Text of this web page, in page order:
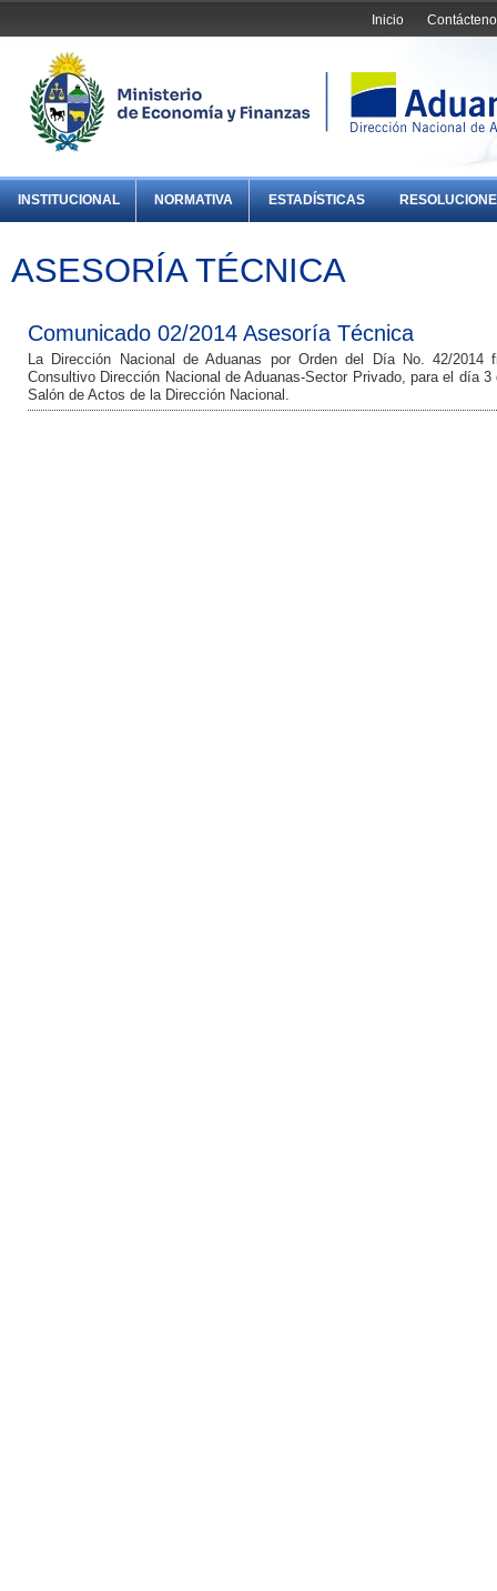
Inicio
INSTITUCIONAL NORMATIVA ESTADÍSTICAS
ASESORÍA TÉCNICA
Comunicado 02/2014 Asesoría Técnica
La Dirección Nacional de Aduanas por Orden del Día No. 42/
Consultivo Dirección Nacional de Aduanas-Sector Privado, para el día
Salón de Actos de la Dirección Nacional.